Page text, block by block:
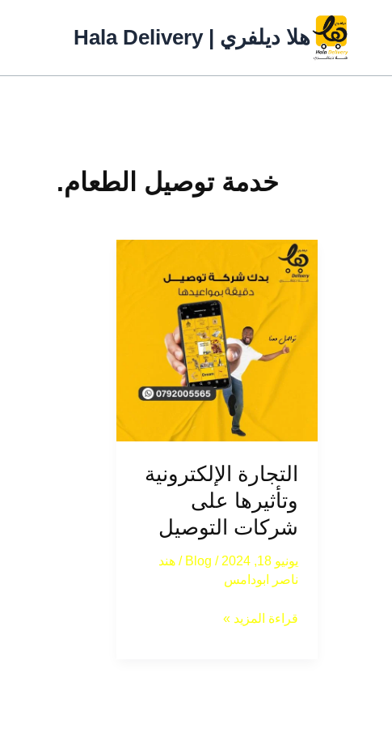
هلا ديلفري | Hala Delivery
خدمة توصيل الطعام.
التجارة الإلكترونية
وتأثيرها على
شركات التوصيل
يونيو 18, 2024 /
Blog
/ هند
ناصر ابودامس
التجارة
الإلكترونية
وتأثيرها
شركات
التوصيل
قراءة المزيد »